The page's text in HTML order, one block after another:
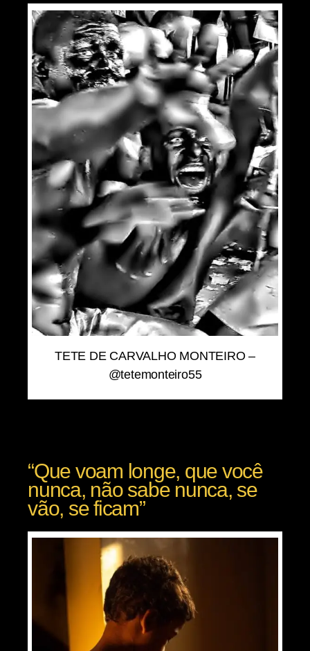
TETE DE CARVALHO MONTEIRO –
@tetemonteiro55
“Que voam longe, que você
nunca, não sabe nunca, se
vão, se ficam”